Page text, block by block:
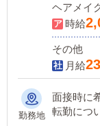
ヘアメイ
時給
その他
月給
勤務地
面接時に
転勤について